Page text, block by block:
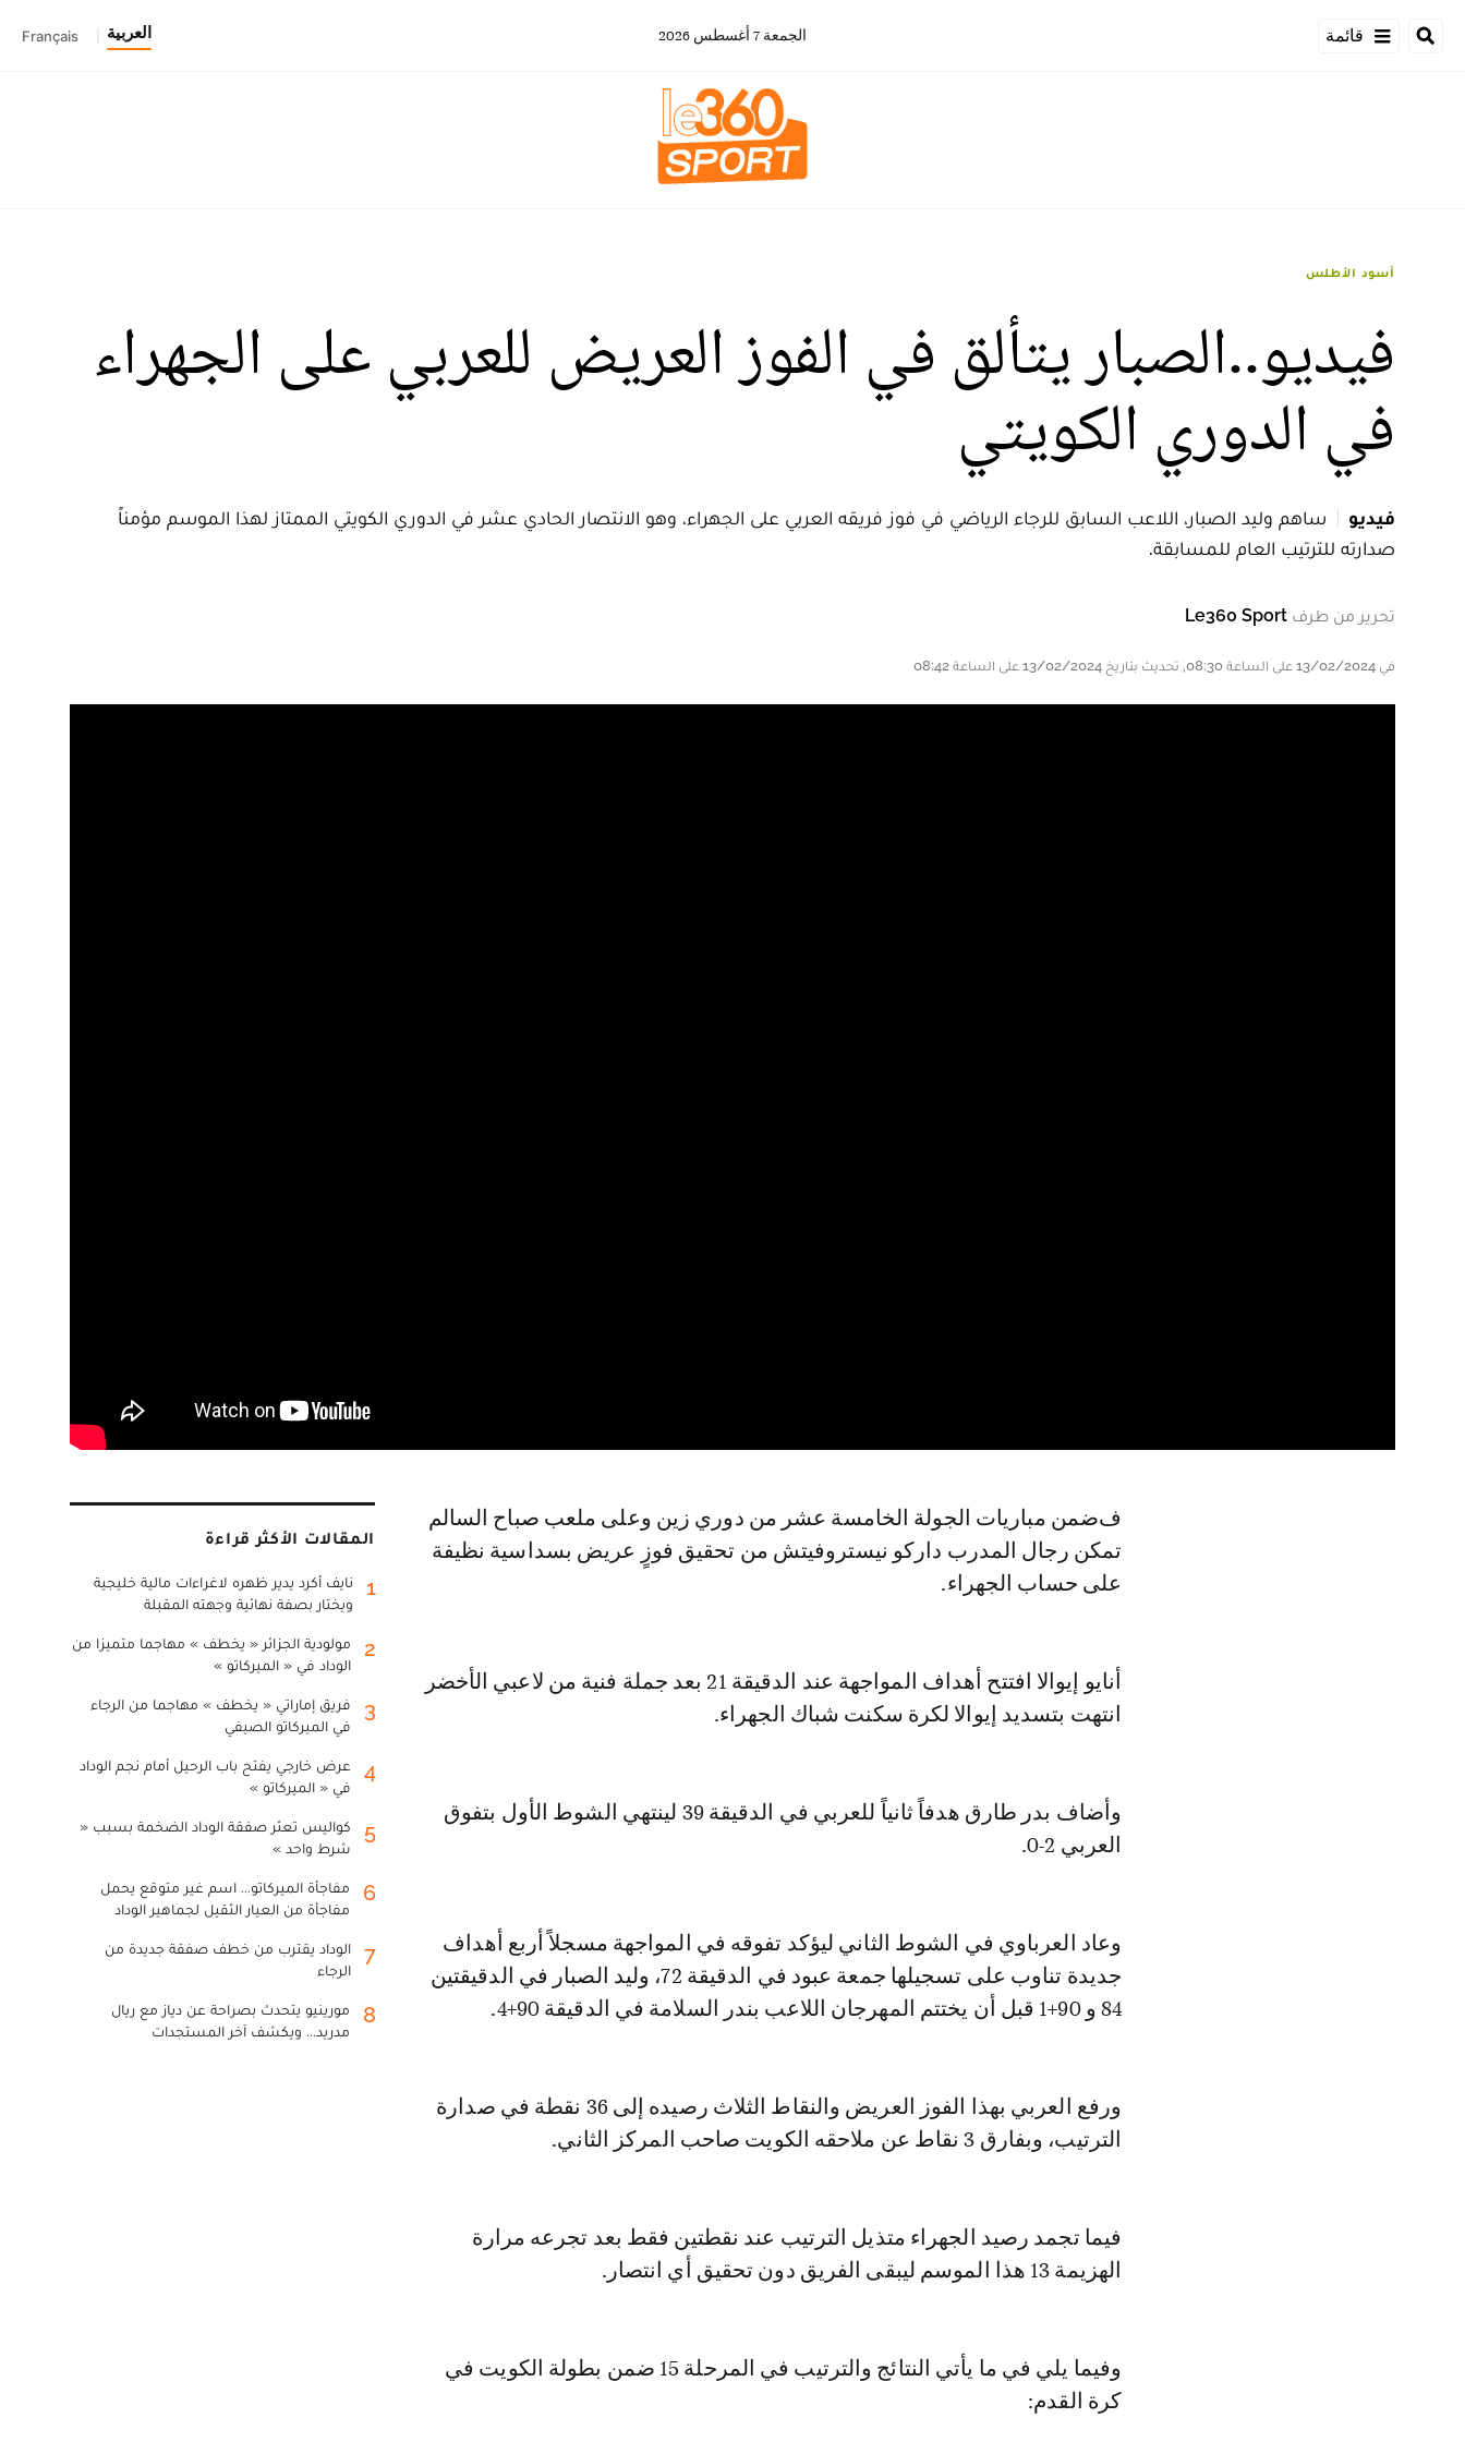
قائمة الجمعة 7 أغسطس 2026 العربية Français
أسود الأطلس
فيديو..الصبار يتألق في الفوز العريض للعربي على الجهراء
في الدوري الكويتي
فيديو
ساهم وليد الصبار، اللاعب السابق للرجاء الرياضي في فوز فريقه العربي على الجهراء، وهو الانتصار الحادي عشر في الدوري الكويتي الممتاز لهذا الموسم مؤمناً
صدارته للترتيب العام للمسابقة.
تحرير من طرف Le360 Sport
في 13/02/2024 على الساعة 08:30, تحديث بتاريخ 13/02/2024 على الساعة 08:42
فضمن مباريات الجولة الخامسة عشر من دوري زين وعلى ملعب صباح السالم
تمكن رجال المدرب داركو نيستروفيتش من تحقيق فوزٍ عريض بسداسية نظيفة
على حساب الجهراء.
أنايو إيوالا افتتح أهداف المواجهة عند الدقيقة 21 بعد جملة فنية من لاعبي الأخضر
انتهت بتسديد إيوالا لكرة سكنت شباك الجهراء.
وأضاف بدر طارق هدفاً ثانياً للعربي في الدقيقة 39 لينتهي الشوط الأول بتفوق
العربي 2-0.
وعاد العرباوي في الشوط الثاني ليؤكد تفوقه في المواجهة مسجلاً أربع أهداف
جديدة تناوب على تسجيلها جمعة عبود في الدقيقة 72، وليد الصبار في الدقيقتين
84 و 90+1 قبل أن يختتم المهرجان اللاعب بندر السلامة في الدقيقة 90+4.
ورفع العربي بهذا الفوز العريض والنقاط الثلاث رصيده إلى 36 نقطة في صدارة
الترتيب، وبفارق 3 نقاط عن ملاحقه الكويت صاحب المركز الثاني.
فيما تجمد رصيد الجهراء متذيل الترتيب عند نقطتين فقط بعد تجرعه مرارة
الهزيمة 13 هذا الموسم ليبقى الفريق دون تحقيق أي انتصار.
وفيما يلي في ما يأتي النتائج والترتيب في المرحلة 15 ضمن بطولة الكويت في
كرة القدم:
المقالات الأكثر قراءة
1
نايف أكرد يدير ظهره لاغراءات مالية خليجية
ويختار بصفة نهائية وجهته المقبلة
2
مولودية الجزائر « يخطف » مهاجما متميزا من
الوداد في « الميركاتو »
3
فريق إماراتي « يخطف » مهاجما من الرجاء
في الميركاتو الصيفي
4
عرض خارجي يفتح باب الرحيل أمام نجم الوداد
في « الميركاتو »
5
كواليس تعثر صفقة الوداد الضخمة بسبب «
شرط واحد »
6
مفاجأة الميركاتو... اسم غير متوقع يحمل
مفاجأة من العيار الثقيل لجماهير الوداد
7
الوداد يقترب من خطف صفقة جديدة من
الرجاء
8
مورينيو يتحدث بصراحة عن دياز مع ريال
مدريد... ويكشف آخر المستجدات